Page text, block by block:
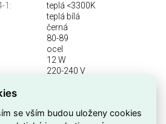
1:
teplá <3300K
teplá bílá
černá
80-89
ocel
12 W
220-240 V
1600 lm
se vším budou uloženy cookies